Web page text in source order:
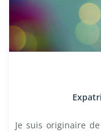
Je suis originaire